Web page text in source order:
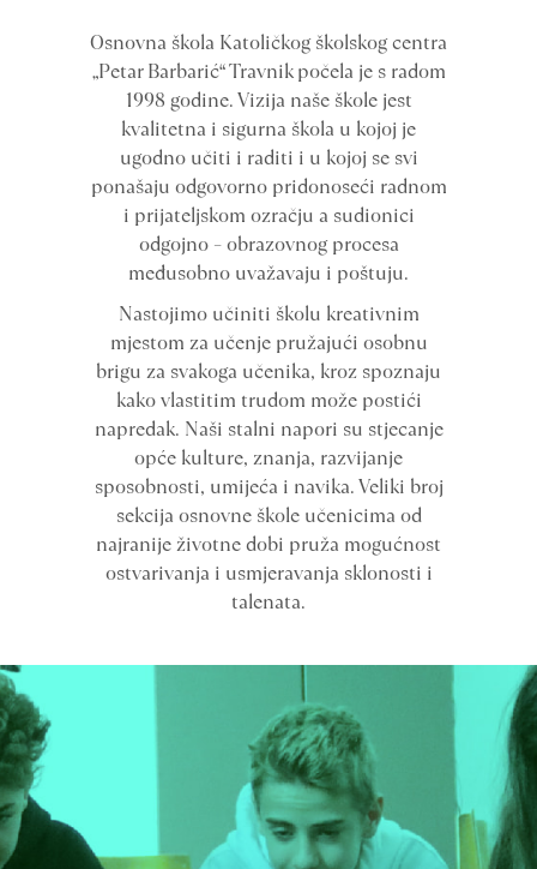
Osnovna škola Katoličkog školskog centra
„Petar Barbarić“ Travnik počela je s radom
1998 godine. Vizija naše škole jest
kvalitetna i sigurna škola u kojoj je
ugodno učiti i raditi i u kojoj se svi
ponašaju odgovorno pridonoseći radnom
i prijateljskom ozračju a sudionici
odgojno – obrazovnog procesa
međusobno uvažavaju i poštuju.
Nastojimo učiniti školu kreativnim
mjestom za učenje pružajući osobnu
brigu za svakoga učenika, kroz spoznaju
kako vlastitim trudom može postići
napredak. Naši stalni napori su stjecanje
opće kulture, znanja, razvijanje
sposobnosti, umijeća i navika. Veliki broj
sekcija osnovne škole učenicima od
najranije životne dobi pruža mogućnost
ostvarivanja i usmjeravanja sklonosti i
talenata.